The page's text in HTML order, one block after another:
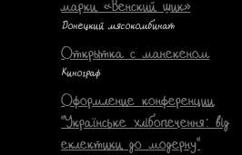
марки «Венский шик»
Донецкий мясокомбинат
Открытка с манекеном
Кинограф
Оформление конференции
"Українське хлібопечення: від
еклектики до модерну"